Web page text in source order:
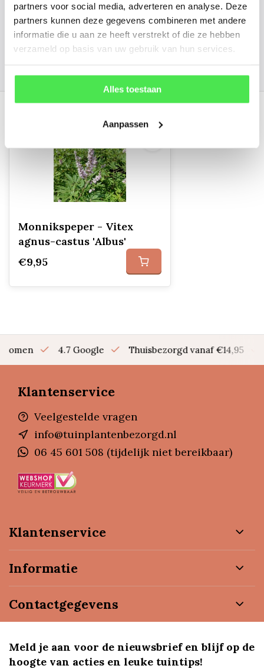
partners voor social media, adverteren en analyse. Deze
partners kunnen deze gegevens combineren met andere
informatie die u aan ze heeft verstrekt of die ze hebben
verzameld op basis van uw gebruik van hun services.
Alles toestaan
Aanpassen
06 45 601 508 (tijdelijk niet bereikbaar)
Recent bekeken
Monnikspeper - Vitex
agnus-castus 'Albus'
€9,95
bomen 4.7 Google Thuisbezorgd vanaf €14,95
Klantenservice
Veelgestelde vragen
info@tuinplantenbezorgd.nl
06 45 601 508 (tijdelijk niet bereikbaar)
Klantenservice
Informatie
Contactgegevens
Meld je aan voor de nieuwsbrief en blijf op de
hoogte van acties en leuke tuintips!